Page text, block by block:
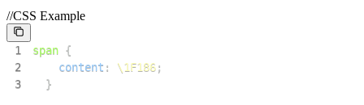
//CSS Example
1 span {
2
content : \1F186;
3
}